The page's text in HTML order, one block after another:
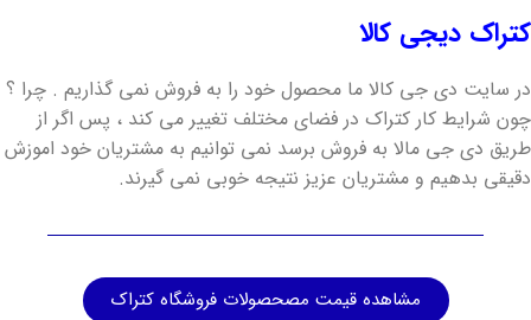
کتراک دیجی کالا
در سایت دی جی کالا ما محصول خود را به فروش نمی گذاریم . چرا ؟
چون شرایط کار کتراک در فضای مختلف تغییر می کند ، پس اگر از
طریق دی جی مالا به فروش برسد نمی توانیم به مشتریان خود اموزش
دقیقی بدهیم و مشتریان عزیز نتیجه خوبی نمی گیرند.
مشاهده قیمت مصحصولات فروشگاه کتراک